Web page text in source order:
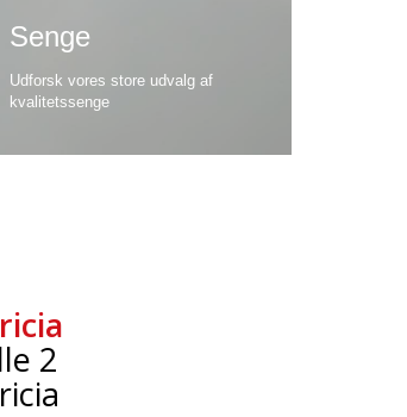
Senge
Udforsk vores store udvalg af
kvalitetssenge
2